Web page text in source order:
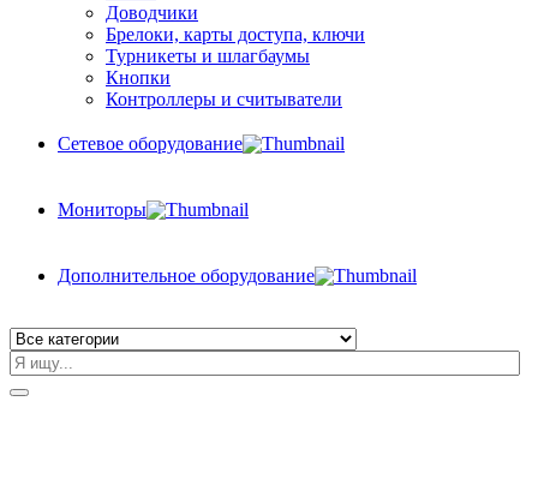
Доводчики
Брелоки, карты доступа, ключи
Турникеты и шлагбаумы
Кнопки
Контроллеры и считыватели
Сетевое оборудование
Мониторы
Дополнительное оборудование